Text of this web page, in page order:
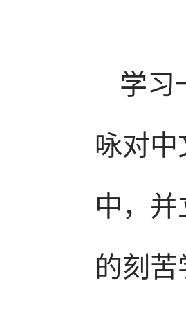
学习
咏对
中，
的刻